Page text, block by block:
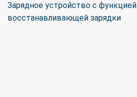
Зарядное устройство с функцией
восстанавливающей зарядки